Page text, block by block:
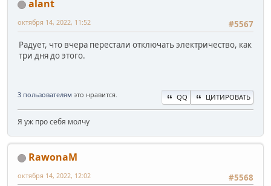
alant
#5567
октября 14, 2022, 11:52
Радует, что вчера перестали отключать электричество, как
три дня до этого.
3 пользователям это нравится. QQ ЦИТИРОВАТЬ
Я уж про себя молчу
RawonaM
#5568
октября 14, 2022, 12:02